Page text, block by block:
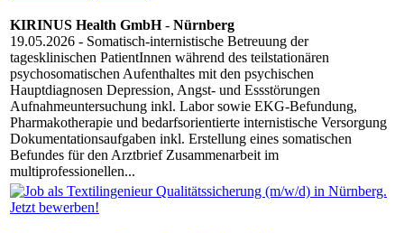
KIRINUS Health GmbH- Nürnberg
19.05.2026 - Somatisch-internistische Betreuung der
tagesklinischen PatientInnen während des teilstationären
psychosomatischen Aufenthaltes mit den psychischen
Hauptdiagnosen Depression, Angst- und Essstörungen
Aufnahmeuntersuchung inkl. Labor sowie EKG-Befundung,
Pharmakotherapie und bedarfsorientierte internistische Versorgung
Dokumentationsaufgaben inkl. Erstellung eines somatischen
Befundes für den Arztbrief Zusammenarbeit im
multiprofessionellen...